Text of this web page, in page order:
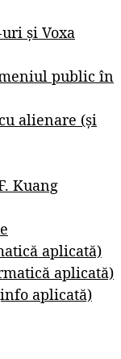
și Voxa
public în
alienare (și
Kuang
aplicată)
aplicată)
aplicată)